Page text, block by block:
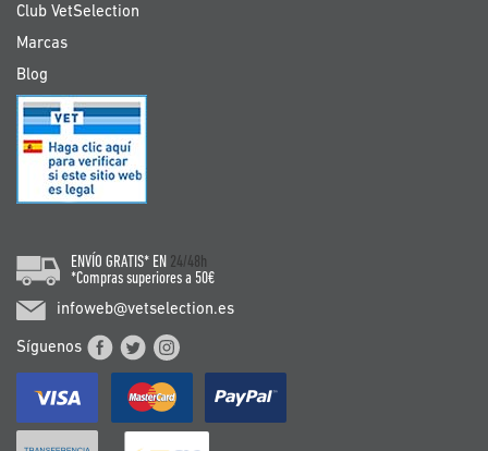
Club VetSelection
Marcas
Blog
ENVÍO GRATIS* EN 24/48h
*Compras superiores a 50€
infoweb@vetselection.es
Síguenos